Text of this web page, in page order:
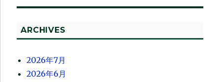
ARCHIVES
2026年7月
2026年6月